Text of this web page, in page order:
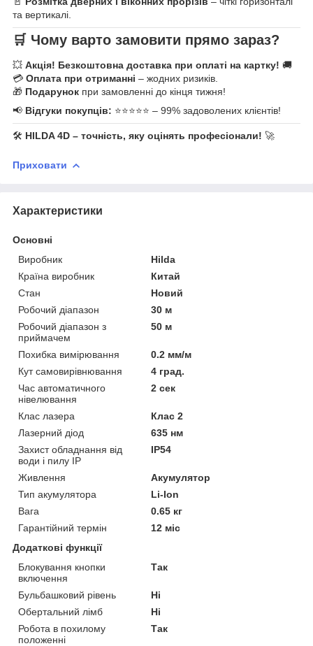
та вертикалі.
🛒 Чому варто замовити прямо зараз?
💥 Акція! Безкоштовна доставка при оплаті на картку! 🚚
💳 Оплата при отриманні – жодних ризиків.
🎁 Подарунок при замовленні до кінця тижня!
📢 Відгуки покупців: ⭐⭐⭐⭐⭐ – 99% задоволених клієнтів!
🛠️ HILDA 4D – точність, яку оцінять професіонали! 🚀
Приховати
Характеристики
Основні
Виробник
Hilda
Країна виробник
Китай
Стан
Новий
Робочий діапазон
30 м
Робочий діапазон з
приймачем
50 м
Похибка вимірювання
0.2 мм/м
Кут самовирівнювання
4 град.
Час автоматичного
нівелювання
2 сек
Клас лазера
Клас 2
Лазерний діод
635 нм
Захист обладнання від
води і пилу IP
IP54
Живлення
Акумулятор
Тип акумулятора
Li-Ion
Вага
0.65 кг
Гарантійний термін
12 міс
Додаткові функції
Блокування кнопки
включення
Так
Бульбашковий рівень
Ні
Обертальний лімб
Ні
Робота в похилому
положенні
Так